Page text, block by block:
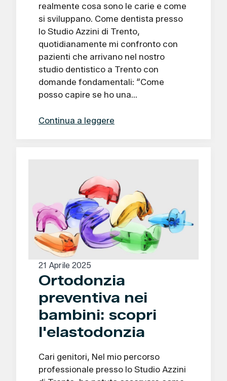
realmente cosa sono le carie e come
si sviluppano. Come dentista presso
lo Studio Azzini di Trento,
quotidianamente mi confronto con
pazienti che arrivano nel nostro
studio dentistico a Trento con
domande fondamentali: “Come
posso capire se ho una…
Continua a leggere
21 Aprile 2025
Ortodonzia
preventiva nei
bambini: scopri
l'elastodonzia
Cari genitori, Nel mio percorso
professionale presso lo Studio Azzini